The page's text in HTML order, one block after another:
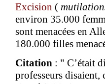
Excision (
environ 35.000
sont menacées en
180.000 filles
Citation : " C’était
professeurs disaient,